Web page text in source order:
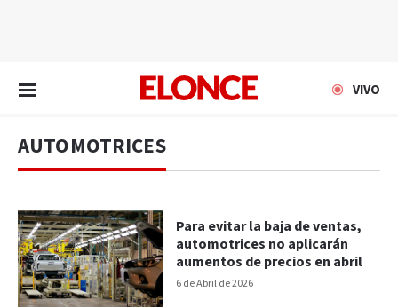
VIVO
AUTOMOTRICES
6 de Abril de 2026
Para evitar la baja de ventas,
automotrices no aplicarán
aumentos de precios en abril